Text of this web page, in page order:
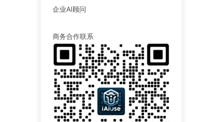
企业AI顾问
商务合作联系